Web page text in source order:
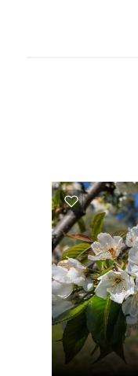
Arredato
Nuova costruzione
Lusso